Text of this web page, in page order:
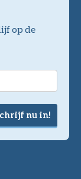
op de
nu in!